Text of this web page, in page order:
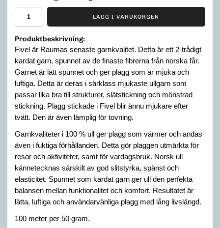
LÄGG I VARUKORGEN
Produktbeskrivning:
Fivel är Raumas senaste garnkvalitet. Detta är ett 2-trådigt
kardat garn, spunnet av de finaste fibrerna från norska får.
Garnet är lätt spunnet och ger plagg som är mjuka och
luftiga. Detta är deras i särklass mjukaste ullgarn som
passar lika bra till strukturer, slätstickning och mönstrad
stickning. Plagg stickade i Fivel blir ännu mjukare efter
tvätt. Den är även lämplig för tovning.
Garnkvaliteter i 100 % ull ger plagg som värmer och andas
även i fuktiga förhållanden. Detta gör plaggen utmärkta för
resor och aktiviteter, samt för vardagsbruk. Norsk ull
kännetecknas särskilt av god slitstyrka, spänst och
elasticitet. Spunnet som kardat garn ger ull den perfekta
balansen mellan funktionalitet och komfort. Resultatet är
lätta, luftiga och användarvänliga plagg med lång livslängd.
100 meter per 50 gram.